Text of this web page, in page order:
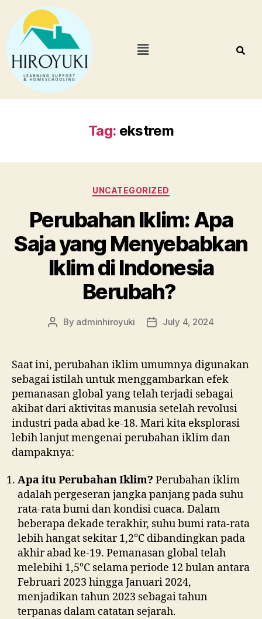
Tag: ekstrem
UNCATEGORIZED
Perubahan Iklim: Apa
Saja yang Menyebabkan
Iklim di Indonesia
Berubah?
By adminhiroyuki July 4, 2024
Saat ini, perubahan iklim umumnya digunakan
sebagai istilah untuk menggambarkan efek
pemanasan global yang telah terjadi sebagai
akibat dari aktivitas manusia setelah revolusi
industri pada abad ke-18. Mari kita eksplorasi
lebih lanjut mengenai perubahan iklim dan
dampaknya:
Apa itu Perubahan Iklim? Perubahan iklim
adalah pergeseran jangka panjang pada suhu
rata-rata bumi dan kondisi cuaca. Dalam
beberapa dekade terakhir, suhu bumi rata-rata
lebih hangat sekitar 1,2°C dibandingkan pada
akhir abad ke-19. Pemanasan global telah
melebihi 1,5°C selama periode 12 bulan antara
Februari 2023 hingga Januari 2024,
menjadikan tahun 2023 sebagai tahun
terpanas dalam catatan sejarah.